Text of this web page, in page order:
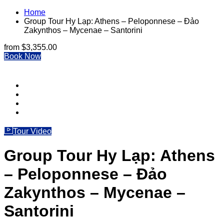
Home
Group Tour Hy Lạp: Athens – Peloponnese – Đảo
Zakynthos – Mycenae – Santorini
from $3,355.00
Book Now
Tour Video
Group Tour Hy Lạp: Athens
– Peloponnese – Đảo
Zakynthos – Mycenae –
Santorini